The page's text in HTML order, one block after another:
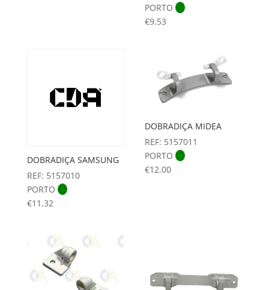
PORTO
€9.53
DOBRADIÇA SAMSUNG
REF: 5157010
PORTO
€11.32
DOBRADIÇA MIDEA
REF: 5157011
PORTO
€12.00